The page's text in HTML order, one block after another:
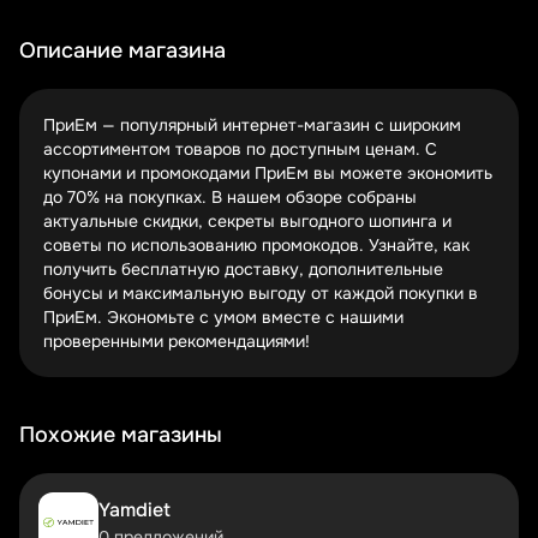
предложения.
Многие покупатели не знают, что в ПриЕм часто
покупке на определенную сумму можно получить
подарок или кэшбэк. Эти бонусы делают шопинг еще
приятнее!
Где искать работающие купоны ПриЕм?
Официальный сайт и рассылка
Мобильное приложение магазина
Партнерские программы и кэшбэк-сервисы
Первыми о новых акциях узнают подписчики
официальной рассылки ПриЕм. Это бесплатно и удобно
сайте магазина тоже есть раздел с текущими
Установите мобильное приложение ПриЕм — там часто
появляются эксклюзивные промокоды только для
Описание магазина
ПриЕм — популярный интернет-магазин с широким
ассортиментом товаров по доступным ценам. С
купонами и промокодами ПриЕм вы можете экономить
до 70% на покупках. В нашем обзоре собраны
актуальные скидки, секреты выгодного шопинга и
советы по использованию промокодов. Узнайте, как
получить бесплатную доставку, дополнительные
бонусы и максимальную выгоду от каждой покупки в
ПриЕм. Экономьте с умом вместе с нашими
проверенными рекомендациями!
Похожие магазины
Yamdiet